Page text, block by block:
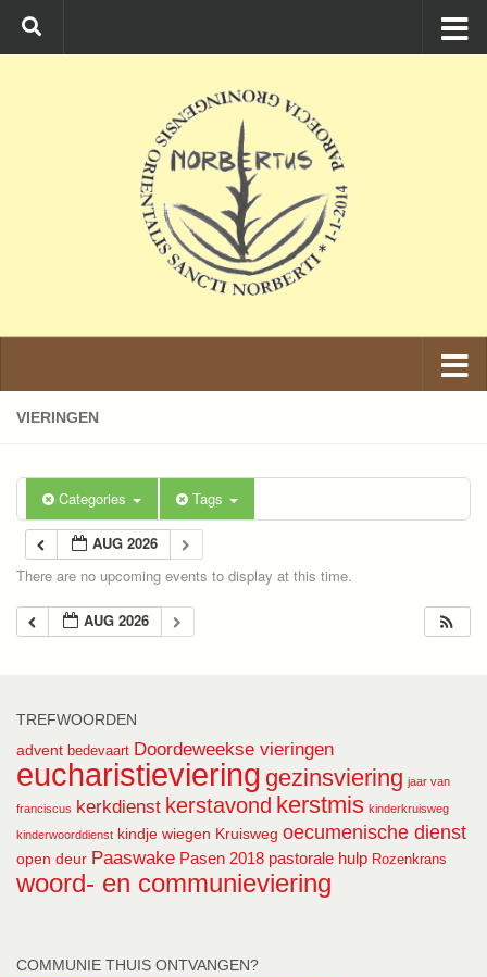
Ga naar de inhoud
VIERINGEN
Categories Tags
AUG 2026
There are no upcoming events to display at this time.
AUG 2026
TREFWOORDEN
advent bedevaart Doordeweekse vieringen
eucharistieviering gezinsviering jaar van
franciscus kerkdienst kerstavond kerstmis kinderkruisweg
kinderwoorddienst kindje wiegen Kruisweg oecumenische dienst
open deur Paaswake Pasen 2018 pastorale hulp Rozenkrans
woord- en communieviering
COMMUNIE THUIS ONTVANGEN?